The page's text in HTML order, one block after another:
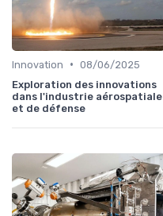
Innovation • 08/06/2025
Exploration des innovations
dans l'industrie aérospatiale
et de défense